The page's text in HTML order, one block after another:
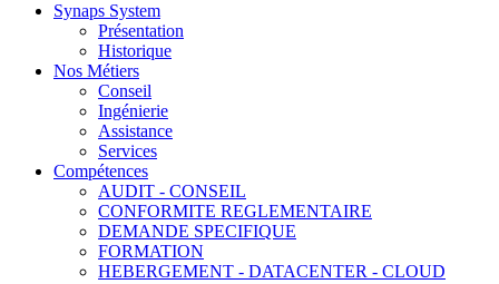
Synaps System
Présentation
Historique
Nos Métiers
Conseil
Ingénierie
Assistance
Services
Compétences
AUDIT - CONSEIL
CONFORMITE REGLEMENTAIRE
DEMANDE SPECIFIQUE
FORMATION
HEBERGEMENT - DATACENTER - CLOUD